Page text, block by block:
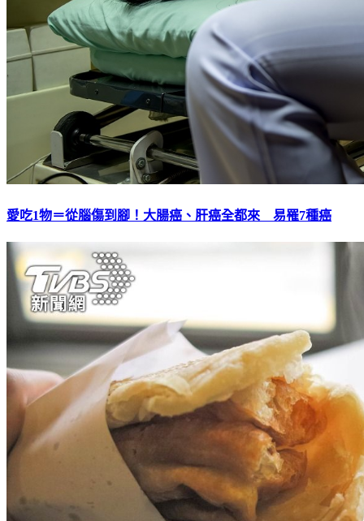
愛吃1物＝從腦傷到腳！大腸癌、肝癌全都來 易罹7種癌